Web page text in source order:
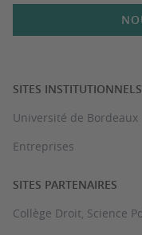
SITES INSTITUTIONNELS
Université de Bordeaux
Entreprises
SITES PARTENAIRES
Collège Droit, Science